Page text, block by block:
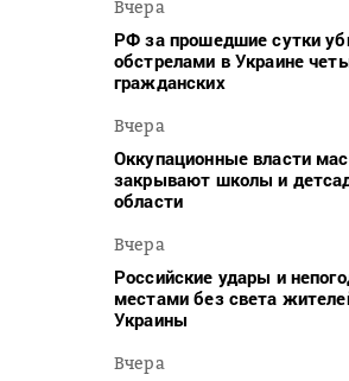
Вчера
РФ за прошедшие сутки
обстрелами в Украине
гражданских
Вчера
Оккупационные власти
закрывают школы и
области
Вчера
Российские удары и
местами без света
Украины
Вчера